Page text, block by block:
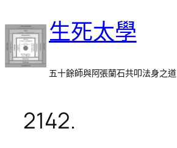
至
主
要
內
生死太學
五十餘師與阿張蘭石共叩法身之道
2142.